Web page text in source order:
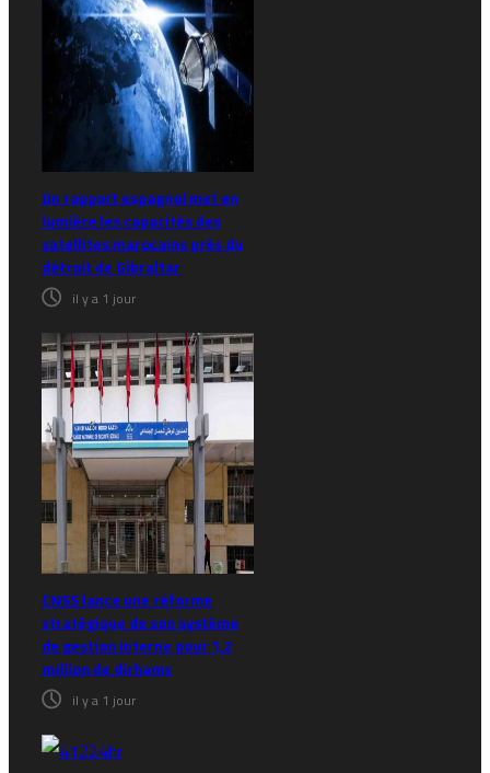
Un rapport espagnol met en
lumière les capacités des
satellites marocains près du
détroit de Gibraltar
il y a 1 jour
CNSS lance une réforme
stratégique de son système
de gestion interne pour 1,2
million de dirhams
il y a 1 jour